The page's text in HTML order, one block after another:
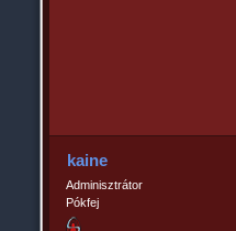
kaine
Adminisztrátor
Pókfej